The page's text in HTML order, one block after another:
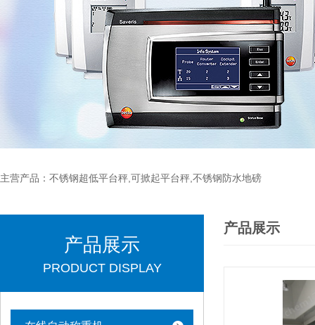
主营产品：不锈钢超低平台秤,可掀起平台秤,不锈钢防水地磅
产品展示
PRODUCT DISPLAY
产品展示